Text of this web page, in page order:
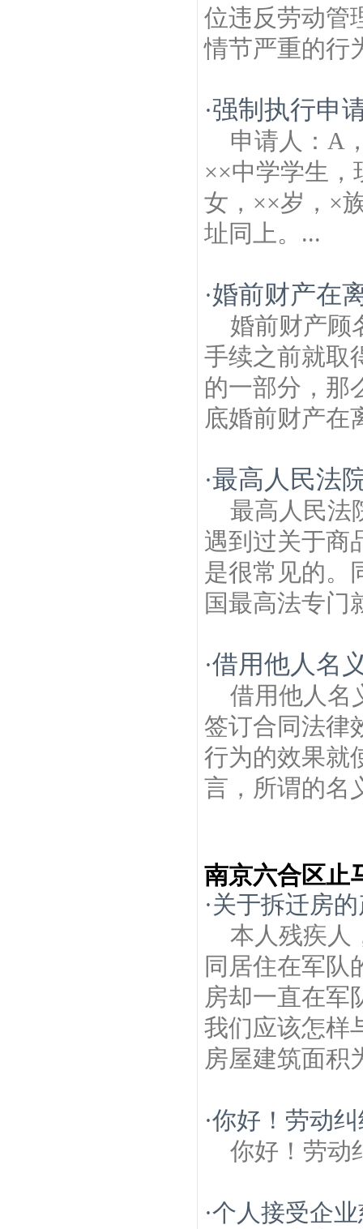
位违反劳动管
情节严重的
·强制执行申
申请人：A
××中学学生，
女，××岁，×
址同上。...
·婚前财产在
婚前财产顾
手续之前就取
的一部分，那
底婚前财产在
·最高人民法
最高人民法
遇到过关于商
是很常见的。
国最高法专门
·借用他人名
借用他人名
签订合同法律
行为的效果就
言，所谓的名
南京六合区止
·关于拆迁房
本人残疾人
同居住在军队
房却一直在军
我们应该怎样
房屋建筑面积
·你好！劳动
你好！劳动
·个人接受企